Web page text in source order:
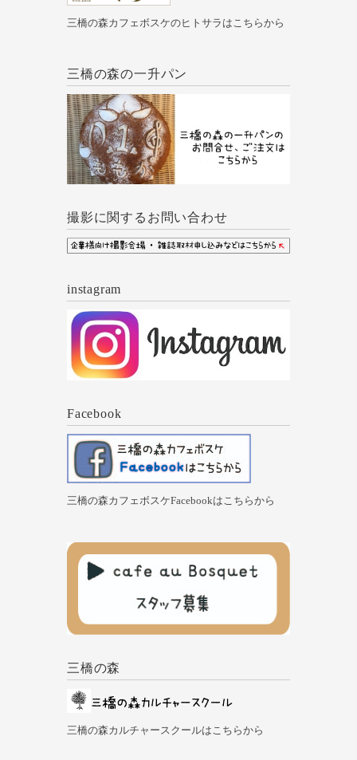
三橋の森カフェボスケのヒトサラはこちらから
三橋の森の一升パン
撮影に関するお問い合わせ
instagram
Facebook
三橋の森カフェボスケFacebookはこちらから
三橋の森
三橋の森カルチャースクールはこちらから